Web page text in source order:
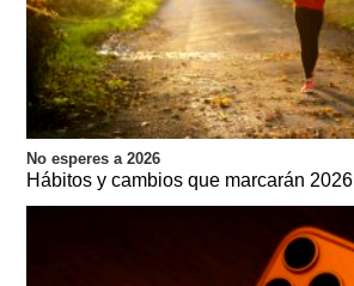
No esperes a 2026
Hábitos y cambios que marcarán 2026